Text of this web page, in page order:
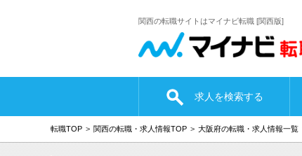
関西の転職サイトはマイナビ転職 [関西版]
求人を検索する
転職TOP 関西の転職・求人情報TOP 大阪府の転職・求人情報一覧